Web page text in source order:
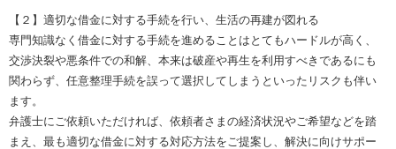
【２】適切な借金に対する手続を行い、生活の再建が図れる
専門知識なく借金に対する手続を進めることはとてもハードルが高く、
交渉決裂や悪条件での和解、本来は破産や再生を利用すべきであるにも
関わらず、任意整理手続を誤って選択してしまうといったリスクも伴い
ます。
弁護士にご依頼いただければ、依頼者さまの経済状況やご希望などを踏
まえ、最も適切な借金に対する対応方法をご提案し、解決に向けサポー